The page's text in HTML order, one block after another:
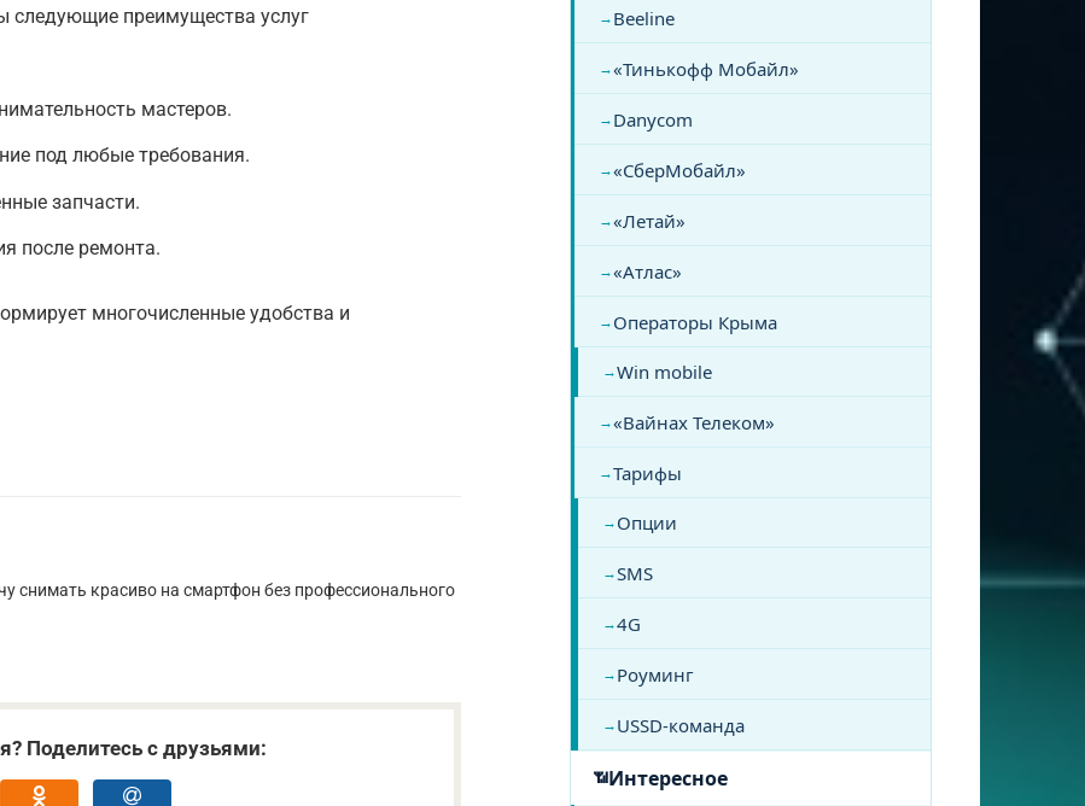
следующие преимущества услуг
мастеров.
под любые требования.
запчасти.
после ремонта.
многочисленные удобства и
снимать красиво на смартфон без профессионального
Поделитесь с друзьями:
Beeline
«Тинькофф Мобайл»
Danycom
«СберМобайл»
«Летай»
«Атлас»
Операторы Крыма
Win mobile
«Вайнах Телеком»
Тарифы
Опции
SMS
4G
Роуминг
USSD-команда
Интересное